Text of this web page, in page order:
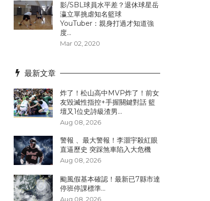
影/SBL球員水平差？退休球星岳
瀛立單挑虐知名籃球
YouTuber：親身打過才知道強
度...
Mar 02, 2020
最新文章
炸了！松山高中MVP炸了！前女
友毀滅性指控+手握關鍵對話 籃
壇又1位史詩級渣男...
Aug 08, 2026
警報 、最大警報！李灝宇殺紅眼
直逼歷史 突踩煞車陷入大危機
Aug 08, 2026
颱風假基本確認！最新已7縣市達
停班停課標準...
Aug 08, 2026